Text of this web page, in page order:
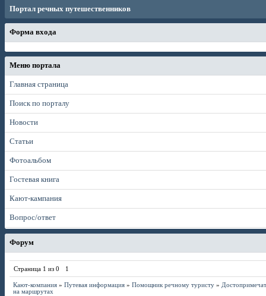
Портал речных путешественников
Форма входа
Меню портала
Главная страница
Поиск по порталу
Новости
Статьи
Фотоальбом
Гостевая книга
Кают-кампания
Вопрос/ответ
Форум
Страница 1 из 0 1
Кают-компания » Путевая информация » Помощник речному туристу »
на маршрутах